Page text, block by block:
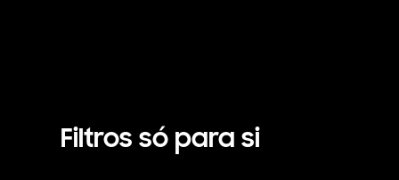
Filtros só para si